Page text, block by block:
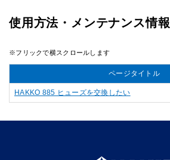
使用方法・メンテナンス情報
ページタイトル
HAKKO 885 ヒューズを交換したい